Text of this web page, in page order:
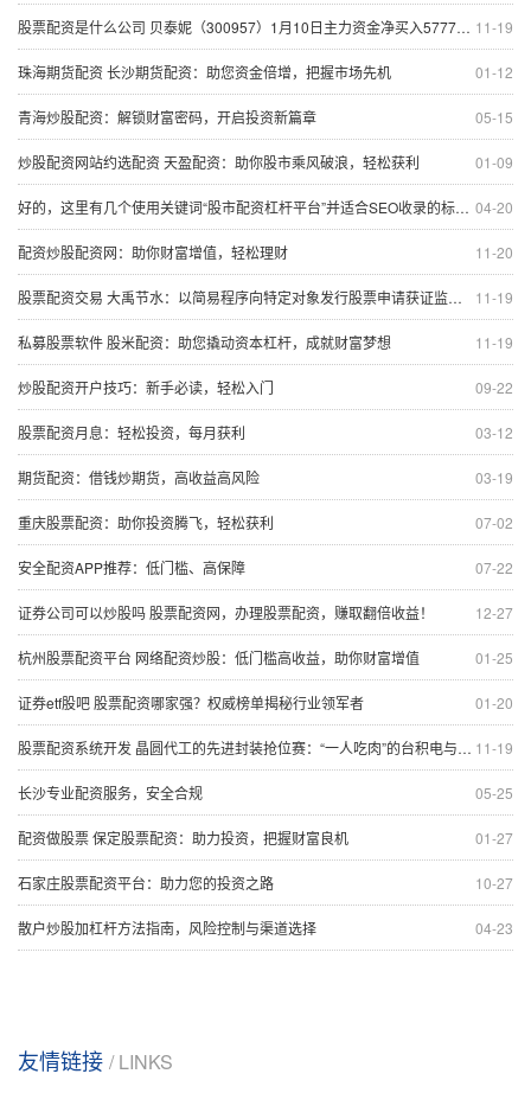
11-19
股票配资是什么公司 贝泰妮（300957）1月10日主力资金净买入577754万元
01-12
珠海期货配资 长沙期货配资：助您资金倍增，把握市场先机
05-15
青海炒股配资：解锁财富密码，开启投资新篇章
01-09
炒股配资网站约选配资 天盈配资：助你股市乘风破浪，轻松获利
04-20
好的，这里有几个使用关键词“股市配资杠杆平台”并适合SEO收录的标题，供您选择：
11-20
配资炒股配资网：助你财富增值，轻松理财
11-19
股票配资交易 大禹节水：以简易程序向特定对象发行股票申请获证监会同意
11-19
私募股票软件 股米配资：助您撬动资本杠杆，成就财富梦想
09-22
炒股配资开户技巧：新手必读，轻松入门
03-12
股票配资月息：轻松投资，每月获利
03-19
期货配资：借钱炒期货，高收益高风险
07-02
重庆股票配资：助你投资腾飞，轻松获利
07-22
安全配资APP推荐：低门槛、高保障
12-27
证券公司可以炒股吗 股票配资网，办理股票配资，赚取翻倍收益！
01-25
杭州股票配资平台 网络配资炒股：低门槛高收益，助你财富增值
01-20
证券etf股吧 股票配资哪家强？权威榜单揭秘行业领军者
11-19
股票配资系统开发 晶圆代工的先进封装抢位赛：“一人吃肉”的台积电与老牌玩家“抢食”，中芯与长电合资建厂，A股封测厂商在焦虑中加速技术突围
05-25
长沙专业配资服务，安全合规
01-27
配资做股票 保定股票配资：助力投资，把握财富良机
10-27
石家庄股票配资平台：助力您的投资之路
04-23
散户炒股加杠杆方法指南，风险控制与渠道选择
友情链接 / LINKS